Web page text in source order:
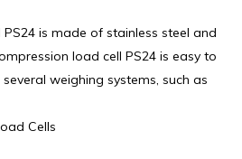
is made of stainless steel and
load cell PS24 is easy to
weighing systems, such as
Cells